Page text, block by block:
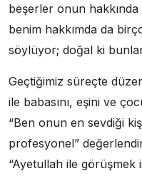
beşerler onun
benim hakkımda da
söylüyor; doğal ki
Geçtiğimiz süreçte
ile babasını, eşini ve
“Ben onun en sevdiği
profesyonel”
“Ayetullah ile